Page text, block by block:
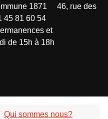
Qui sommes nous?
1871 46, rue des
45 81 60 54
et
de 15h à 18h